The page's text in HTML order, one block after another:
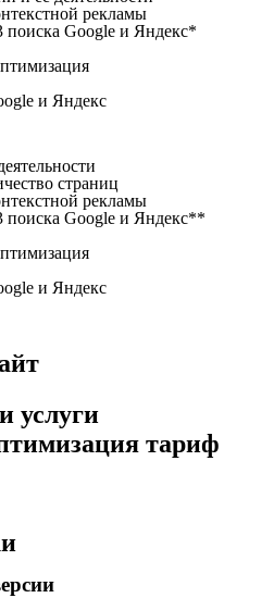
рекламы
Google и Яндекс*
и Яндекс
страниц
рекламы
Google и Яндекс**
и Яндекс
услуги
тариф